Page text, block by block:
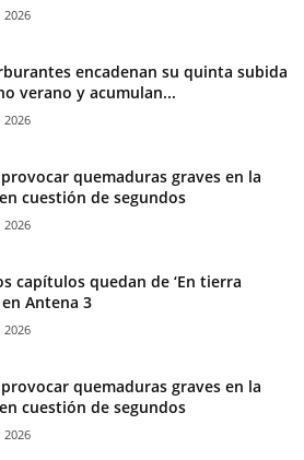
2026
encadenan su quinta subida
verano y acumulan...
2026
quemaduras graves en la
cuestión de segundos
2026
capítulos quedan de ‘En tierra
en Antena 3
2026
quemaduras graves en la
cuestión de segundos
2026